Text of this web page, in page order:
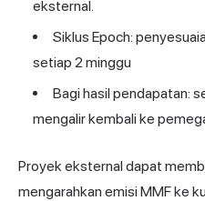
eksternal.
Siklus Epoch:
setiap 2 minggu
Bagi hasil pendapatan:
mengalir kembali ke
Proyek eksternal dapat
mengarahkan emisi MMF ke